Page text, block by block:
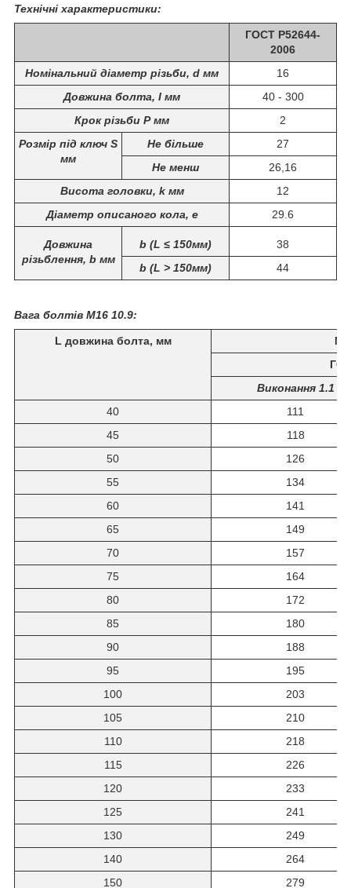
Технічні характеристики:
ГОСТ Р52644-
2006
Номінальний діаметр різьби, d мм
16
Довжина болта, I мм
40 - 300
Крок різьби Р мм
2
Розмір під ключ S
мм
Не більше
27
Не менш
26,16
Висота головки, k мм
12
Діаметр описаного кола, е
29.6
Довжина
різьблення, b мм
b (L ≤ 150мм)
38
b (L > 150мм) 44
Вага болтів М16 10.9:
L довжина болта, мм
Виконання 1.1
40
111
45
118
50
126
55
134
60
141
65
149
70
157
75
164
80
172
85
180
90
188
95
195
100
203
105
210
110
218
115
226
120
233
125
241
130
249
140
264
150
279